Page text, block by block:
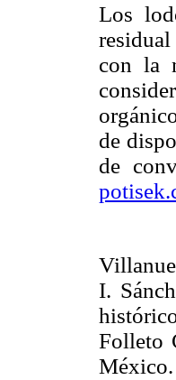
Los
con la
de
de
I.
Folleto